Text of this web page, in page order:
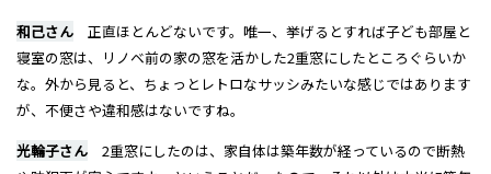
和己さん 正直ほとんどないです。唯一、挙げるとすれば子ども部屋と
寝室の窓は、リノベ前の家の窓を活かした2重窓にしたところぐらいか
な。外から見ると、ちょっとレトロなサッシみたいな感じではあります
が、不便さや違和感はないですね。
光輪子さん 2重窓にしたのは、家自体は築年数が経っているので断熱